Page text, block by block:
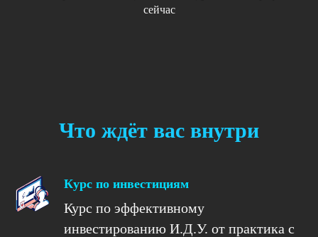
сейчас
Что ждёт вас внутри
Курс по инвестициям
Курс по эффективному
инвестированию И.Д.У. от практика с